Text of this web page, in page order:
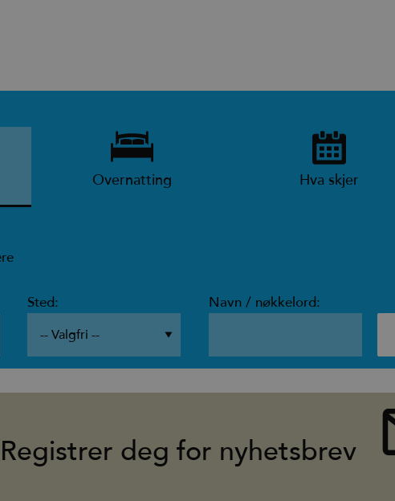
Overnatting Hva skjer
Sted: Navn / nøkkelord:
Registrer deg for nyhetsbrev